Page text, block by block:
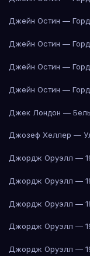
Джейн Остин —
Джейн Остин —
Джейн Остин —
Джейн Остин —
Джек Лондон —
Джозеф Хеллер —
Джордж Оруэлл —
Джордж Оруэлл —
Джордж Оруэлл —
Джордж Оруэлл —
Джордж Оруэлл —